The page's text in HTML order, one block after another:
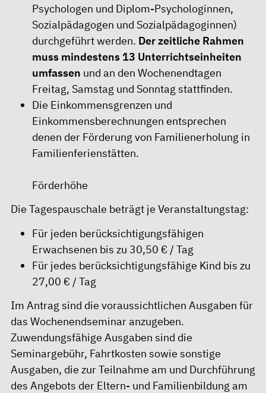
Psychologen und Diplom-Psychologinnen,
Sozialpädagogen und Sozialpädagoginnen)
durchgeführt werden. Der zeitliche Rahmen
muss mindestens 13 Unterrichtseinheiten
umfassen und an den Wochenendtagen
Freitag, Samstag und Sonntag stattfinden.
Die Einkommensgrenzen und
Einkommensberechnungen entsprechen
denen der Förderung von Familienerholung in
Familienferienstätten.
Förderhöhe
Die Tagespauschale beträgt je Veranstaltungstag:
Für jeden berücksichtigungsfähigen
Erwachsenen bis zu 30,50 € / Tag
Für jedes berücksichtigungsfähige Kind bis zu
27,00 € / Tag
Im Antrag sind die voraussichtlichen Ausgaben für
das Wochenendseminar anzugeben.
Zuwendungsfähige Ausgaben sind die
Seminargebühr, Fahrtkosten sowie sonstige
Ausgaben, die zur Teilnahme am und Durchführung
des Angebots der Eltern- und Familienbildung am